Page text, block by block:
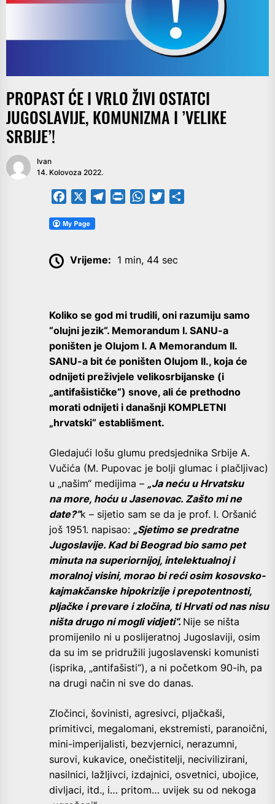
PROPAST ĆE I VRLO ŽIVI OSTATCI
JUGOSLAVIJE, KOMUNIZMA I ’VELIKE
SRBIJE’!
Ivan
14. Kolovoza 2022.
Facebook TelegramPrintFriendly
WhatsApp
Twitter
Vrijeme: 1 min, 44 sec
Koliko se god mi trudili, oni razumiju samo
“olujni jezik“. Memorandum I. SANU-a
poništen je Olujom I. A Memorandum II.
SANU-a bit će poništen Olujom II., koja će
odnijeti preživjele velikosrbijanske (i
„antifašističke“) snove, ali će prethodno
morati odnijeti i današnji KOMPLETNI
„hrvatski“ establišment.
Gledajući lošu glumu predsjednika Srbije A.
Vučića (M. Pupovac je bolji glumac i plačljivac)
u „našim“ medijima – „Ja neću u Hrvatsku
na more, hoću u Jasenovac. Zašto mi ne
date?”k – sijetio sam se da je prof. I. Oršanić
još 1951. napisao: „Sjetimo se predratne
Jugoslavije. Kad bi Beograd bio samo pet
minuta na superiornijoj, intelektualnoj i
moralnoj visini, morao bi reći osim kosovsko-
kajmakčanske hipokrizije i prepotentnosti,
pljačke i prevare i zločina, ti Hrvati od nas nisu
ništa drugo ni mogli vidjeti“. Nije se ništa
promijenilo ni u poslijeratnoj Jugoslaviji, osim
da su im se pridružili jugoslavenski komunisti
(isprika, „antifašisti“), a ni početkom 90-ih, pa
na drugi način ni sve do danas.
Zločinci, šovinisti, agresivci, pljačkaši,
primitivci, megalomani, ekstremisti, paranoični,
mini-imperijalisti, bezvjernici, nerazumni,
surovi, kukavice, onečistitelji, necivilizirani,
nasilnici, lažljivci, izdajnici, osvetnici, ubojice,
divljaci, itd., i… pritom… uvijek su od nekoga